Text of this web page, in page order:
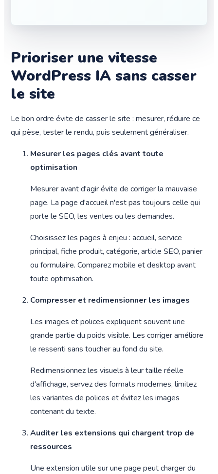
Prioriser une vitesse
WordPress IA sans casser
le site
Le bon ordre évite de casser le site : mesurer, réduire ce
qui pèse, tester le rendu, puis seulement généraliser.
Mesurer les pages clés avant toute
optimisation
Mesurer avant d'agir évite de corriger la mauvaise
page. La page d'accueil n'est pas toujours celle qui
porte le SEO, les ventes ou les demandes.
Choisissez les pages à enjeu : accueil, service
principal, fiche produit, catégorie, article SEO, panier
ou formulaire. Comparez mobile et desktop avant
toute optimisation.
Compresser et redimensionner les images
Les images et polices expliquent souvent une
grande partie du poids visible. Les corriger améliore
le ressenti sans toucher au fond du site.
Redimensionnez les visuels à leur taille réelle
d'affichage, servez des formats modernes, limitez
les variantes de polices et évitez les images
contenant du texte.
Auditer les extensions qui chargent trop de
ressources
Une extension utile sur une page peut charger du